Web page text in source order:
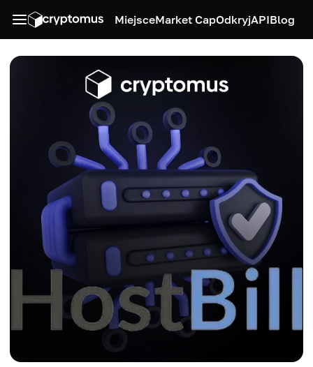
MiejsceMarket CapOdkryjAPIBlog